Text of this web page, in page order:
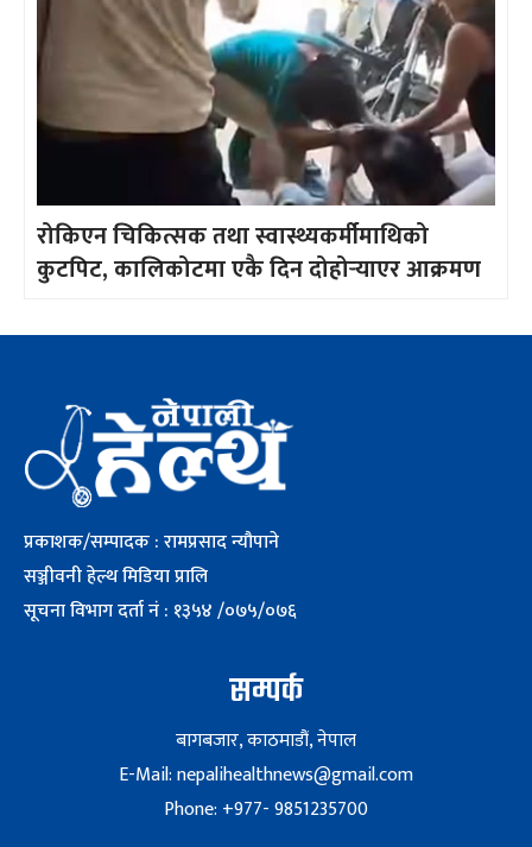
रोकिएन चिकित्सक तथा स्वास्थ्यकर्मीमाथिको
कुटपिट, कालिकोटमा एकै दिन दोहोर्‍याएर आक्रमण
प्रकाशक/सम्पादक : रामप्रसाद न्यौपाने
सञ्जीवनी हेल्थ मिडिया प्रालि
सूचना विभाग दर्ता नं : १३५४ /०७५/०७६
सम्पर्क
बागबजार, काठमाडौं, नेपाल
E-Mail: nepalihealthnews@gmail.com
Phone: +977- 9851235700